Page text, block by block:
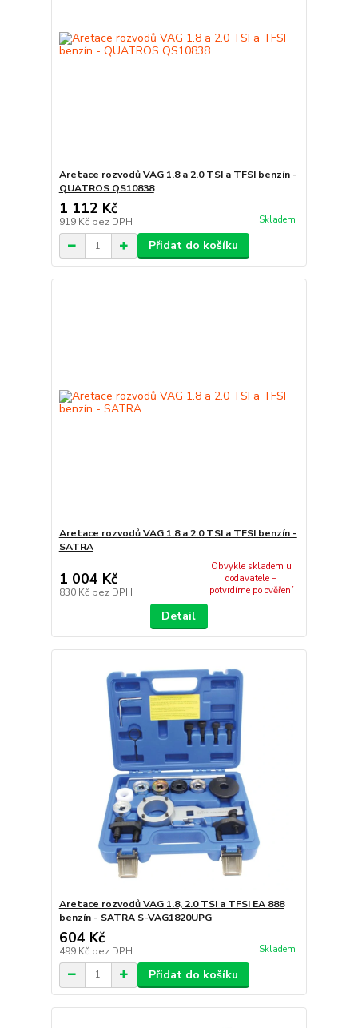
Aretace rozvodů VAG 1.8 a 2.0 TSI a TFSI benzín -
QUATROS QS10838
1 112 Kč
919 Kč bez DPH Skladem
Přidat do košíku
Aretace rozvodů VAG 1.8 a 2.0 TSI a TFSI benzín -
SATRA
1 004 Kč
830 Kč bez DPH
Obvykle skladem u
dodavatele –
potvrdíme po ověření
Detail
Aretace rozvodů VAG 1.8, 2.0 TSI a TFSI EA 888
benzín - SATRA S-VAG1820UPG
604 Kč
499 Kč bez DPH Skladem
Přidat do košíku